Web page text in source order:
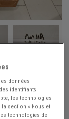
données
identifiants
les technologies
section « Nous et
technologies de